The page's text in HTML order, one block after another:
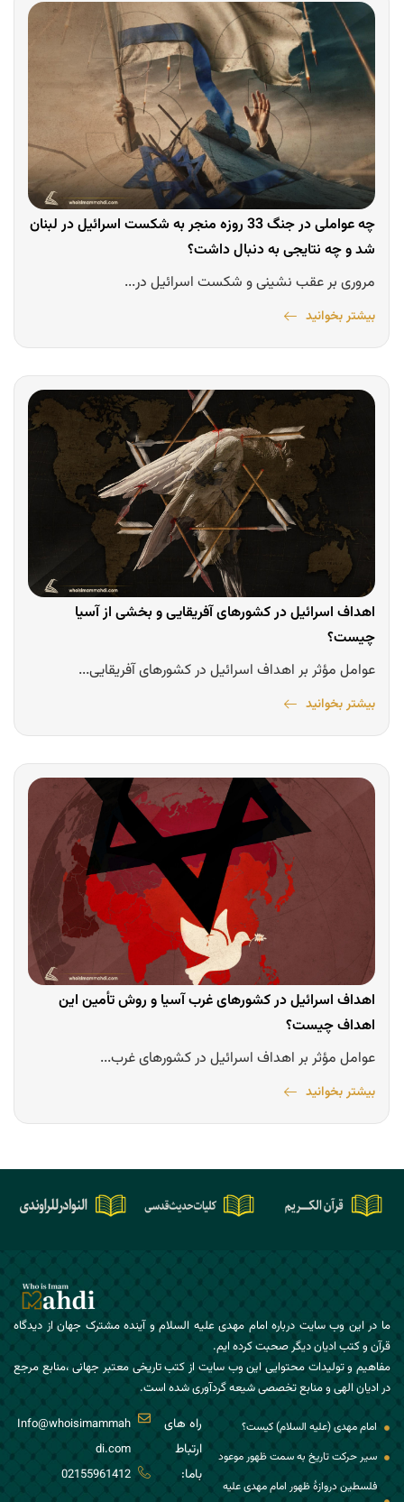
چه عواملی در جنگ 33 روزه منجر به شکست اسرائیل در لبنان
شد و چه نتایجی به دنبال داشت؟
مروری بر عقب نشینی و شکست اسرائیل در...
بیشتر بخوانید
اهداف اسرائیل در کشورهای آفریقایی و بخشی از آسیا
چیست؟
عوامل مؤثر بر اهداف اسرائیل در کشورهای آفریقایی...
بیشتر بخوانید
اهداف اسرائیل در کشورهای غرب آسیا و روش تأمین این
اهداف چیست؟
عوامل مؤثر بر اهداف اسرائیل در کشورهای غرب...
بیشتر بخوانید
ما در این وب سایت درباره امام مهدی علیه السلام و آینده مشترک جهان از دیدگاه
قرآن و کتب ادیان دیگر صحبت کرده ایم.
مفاهیم و تولیدات محتوایی این وب سایت از کتب تاریخی معتبر جهانی ،منابع مرجع
در ادیان الهی و منابع تخصصی شیعه گردآوری شده است.
امام مهدی (علیه السلام) کیست؟
سیر حرکت تاریخ به سمت ظهور موعود
فلسطین دروازۀ ظهور امام مهدی علیه
راه های
ارتباط
باما:
Info@whoisimammah
di.com
02155961412